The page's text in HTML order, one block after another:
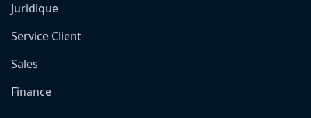
Juridique
Service Client
Sales
Finance